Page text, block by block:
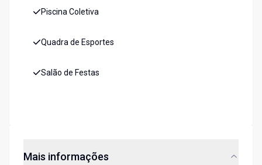
Piscina Coletiva
Quadra de Esportes
Salão de Festas
Mais informações